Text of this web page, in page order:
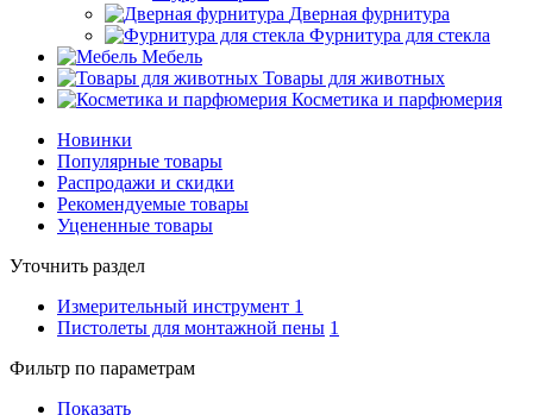
Дверная фурнитура
Фурнитура для стекла
Мебель
Товары для животных
Косметика и парфюмерия
Новинки
Популярные товары
Распродажи и скидки
Рекомендуемые товары
Уцененные товары
Уточнить раздел
Измерительный инструмент 1
Пистолеты для монтажной пены 1
Фильтр по параметрам
Показать